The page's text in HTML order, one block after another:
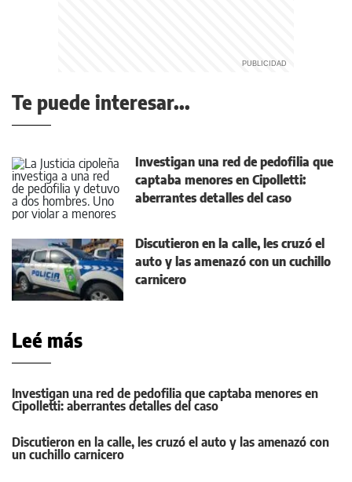
Te puede interesar...
Investigan una red de pedofilia que
captaba menores en Cipolletti:
aberrantes detalles del caso
Discutieron en la calle, les cruzó el
auto y las amenazó con un cuchillo
carnicero
Leé más
Investigan una red de pedofilia que captaba menores en
Cipolletti: aberrantes detalles del caso
Discutieron en la calle, les cruzó el auto y las amenazó con
un cuchillo carnicero